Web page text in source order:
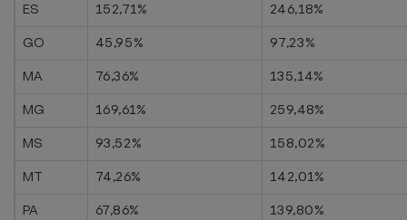
ES
152,71%
246,18%
GO
45,95%
97,23%
MA
76,36%
135,14%
MG
169,61%
259,48%
MS
93,52%
158,02%
MT
74,26%
142,01%
PA
67,86%
139,80%